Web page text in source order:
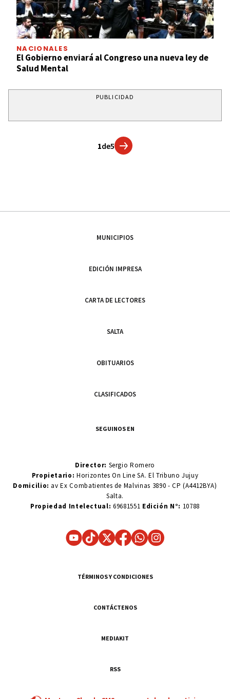
NACIONALES
El Gobierno enviará al Congreso una nueva ley de
Salud Mental
PUBLICIDAD
1de5
MUNICIPIOS
EDICIÓN IMPRESA
CARTA DE LECTORES
SALTA
OBITUARIOS
CLASIFICADOS
SEGUINOS EN
Director: Sergio Romero
Propietario:Horizontes On Line SA. El Tribuno Jujuy
Domicilio: av Ex Combatientes de Malvinas 3890 - CP (A4412BYA)
Salta.
Propiedad Intelectual: 69681551 Edición N°: 10788
TÉRMINOS Y CONDICIONES
CONTÁCTENOS
MEDIAKIT
RSS